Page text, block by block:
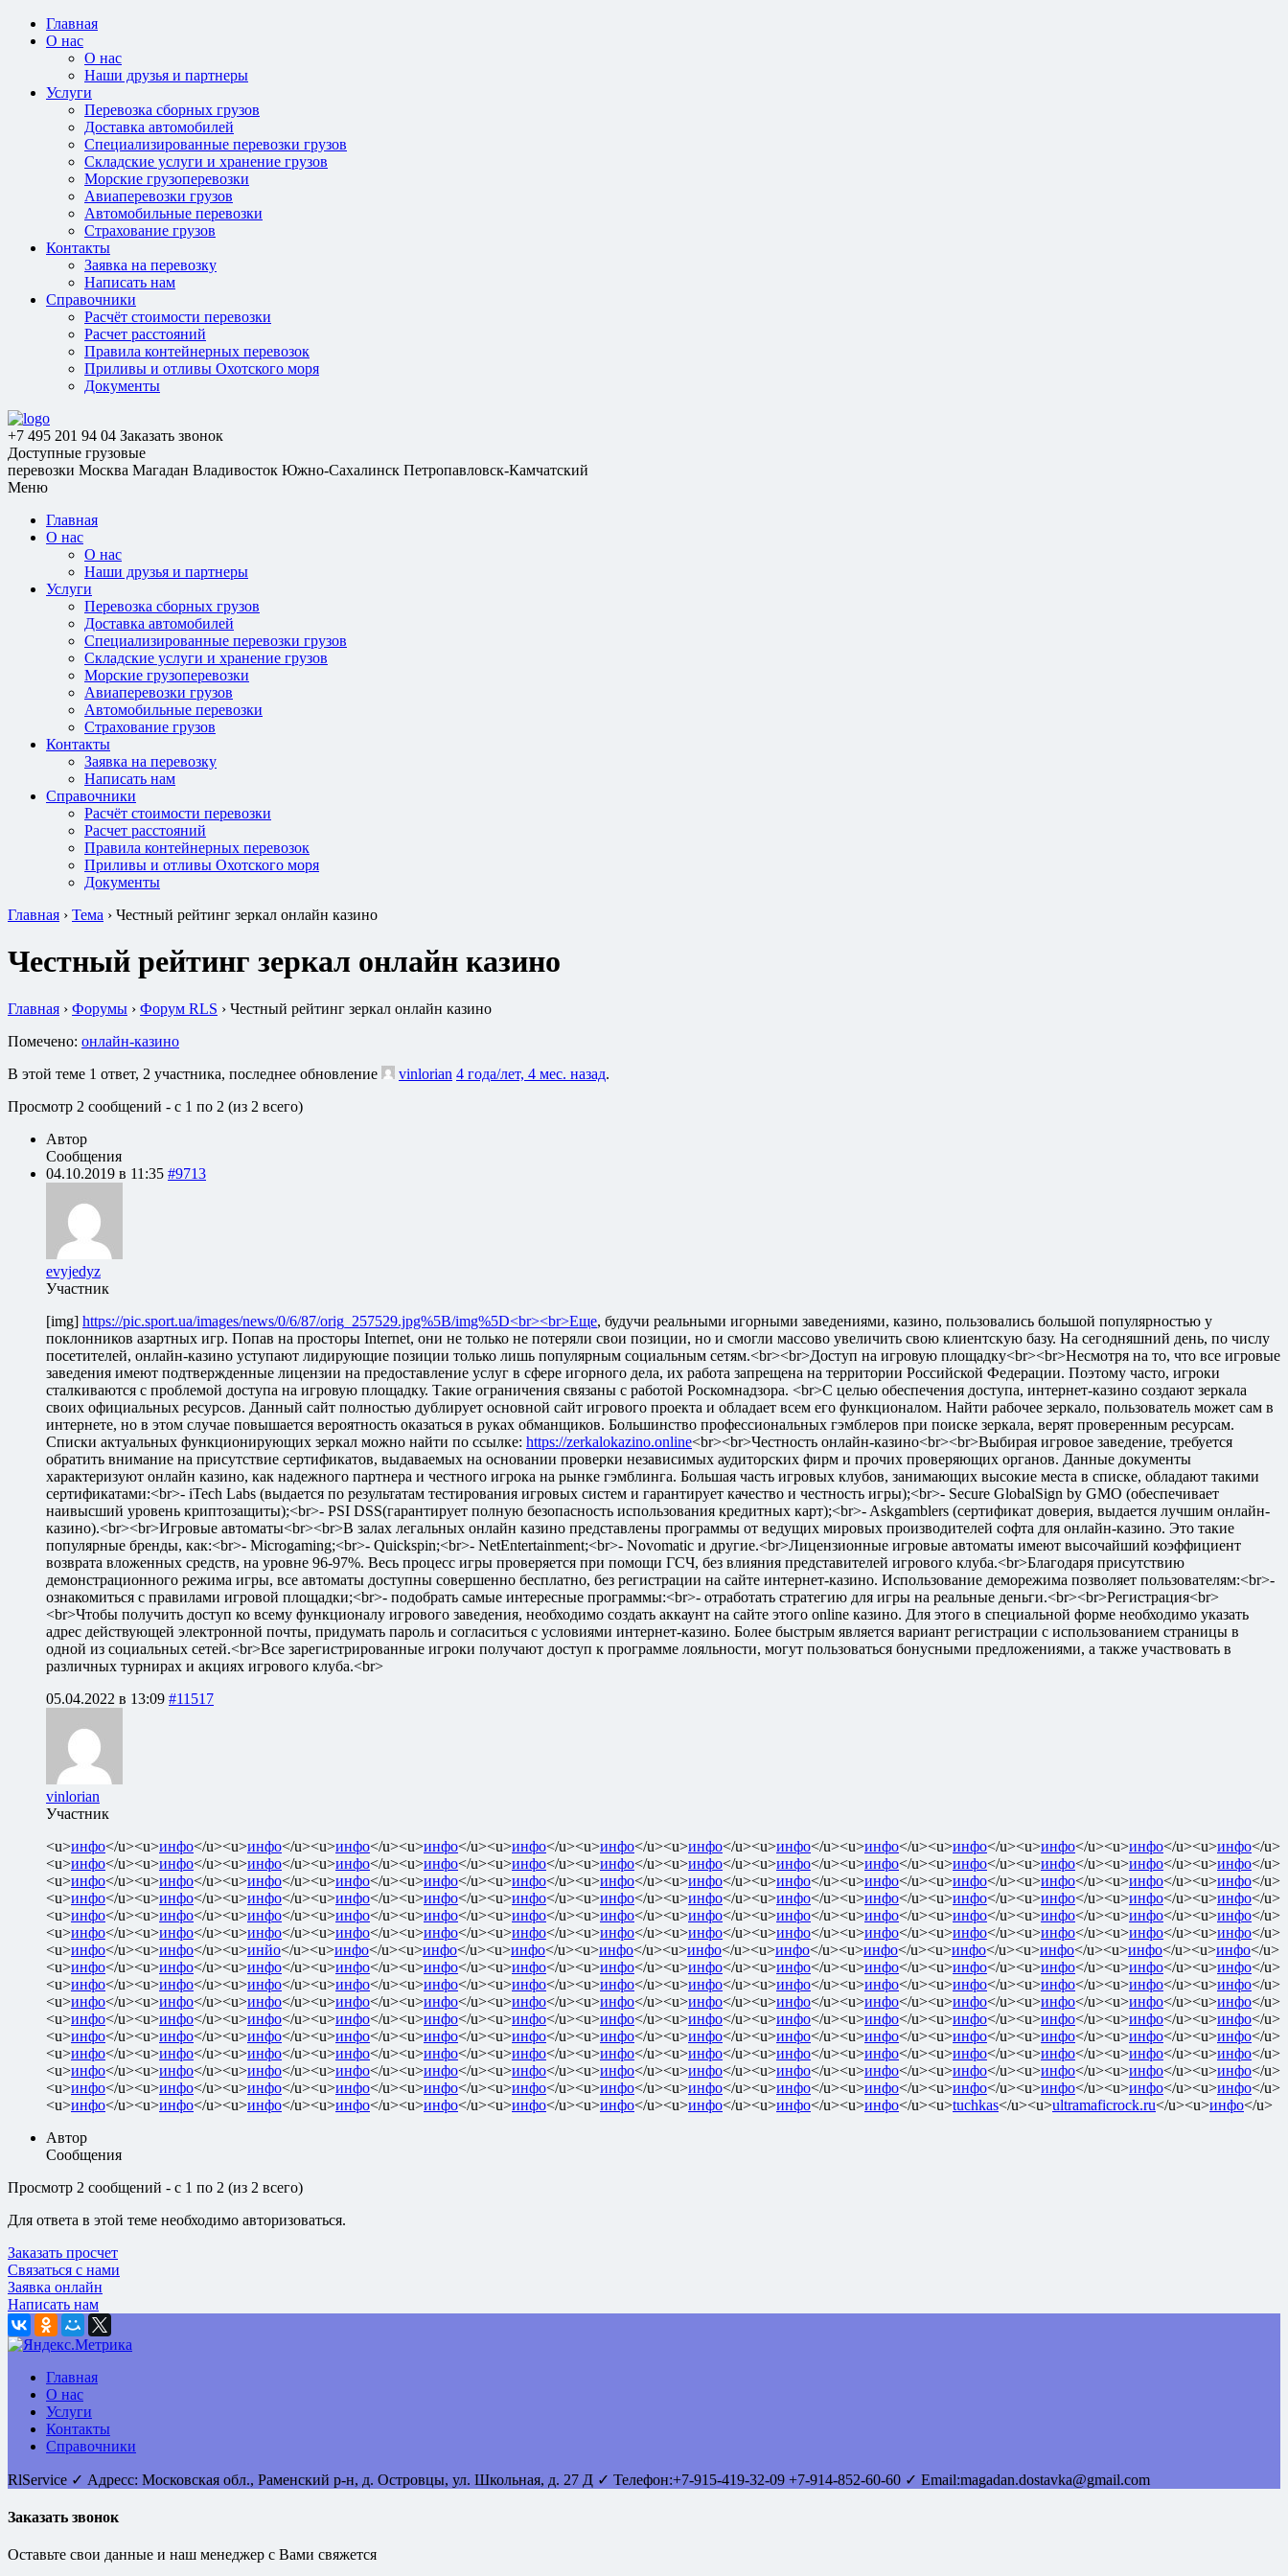
Главная
О нас
О нас
Наши друзья и партнеры
Услуги
Перевозка сборных грузов
Доставка автомобилей
Специализированные перевозки грузов
Складские услуги и хранение грузов
Морские грузоперевозки
Авиаперевозки грузов
Автомобильные перевозки
Страхование грузов
Контакты
Заявка на перевозку
Написать нам
Справочники
Расчёт стоимости перевозки
Расчет расстояний
Правила контейнерных перевозок
Приливы и отливы Охотского моря
Документы
+7 495 201 94 04 Заказать звонок
Доступные грузовые
перевозки Москва Магадан Владивосток Южно-Сахалинск Петропавловск-Камчатский
Меню
Главная
О нас
О нас
Наши друзья и партнеры
Услуги
Перевозка сборных грузов
Доставка автомобилей
Специализированные перевозки грузов
Складские услуги и хранение грузов
Морские грузоперевозки
Авиаперевозки грузов
Автомобильные перевозки
Страхование грузов
Контакты
Заявка на перевозку
Написать нам
Справочники
Расчёт стоимости перевозки
Расчет расстояний
Правила контейнерных перевозок
Приливы и отливы Охотского моря
Документы
Главная › Тема › Честный рейтинг зеркал онлайн казино
Честный рейтинг зеркал онлайн казино
Главная › Форумы › Форум RLS › Честный рейтинг зеркал онлайн казино
Помечено: онлайн-казино
В этой теме 1 ответ, 2 участника, последнее обновление
vinlorian 4 года/лет, 4 мес. назад.
Просмотр 2 сообщений - с 1 по 2 (из 2 всего)
Автор
Сообщения
04.10.2019 в 11:35 #9713
evyjedyz
Участник
[img] https://pic.sport.ua/images/news/0/6/87/orig_257529.jpg%5B/img%5D<br><br>Еще, будучи реальными игорными заведениями, казино, пользовались большой популярностью у
поклонников азартных игр. Попав на просторы Internet, они не только не потеряли свои позиции, но и смогли массово увеличить свою клиентскую базу. На сегодняшний день, по числу
посетителей, онлайн-казино уступают лидирующие позиции только лишь популярным социальным сетям.<br><br>Доступ на игровую площадку<br><br>Несмотря на то, что все игровые
заведения имеют подтвержденные лицензии на предоставление услуг в сфере игорного дела, их работа запрещена на территории Российской Федерации. Поэтому часто, игроки
сталкиваются с проблемой доступа на игровую площадку. Такие ограничения связаны с работой Роскомнадзора. <br>С целью обеспечения доступа, интернет-казино создают зеркала
своих официальных ресурсов. Данный сайт полностью дублирует основной сайт игрового проекта и обладает всем его функционалом. Найти рабочее зеркало, пользователь может сам в
интернете, но в этом случае повышается вероятность оказаться в руках обманщиков. Большинство профессиональных гэмблеров при поиске зеркала, верят проверенным ресурсам.
Списки актуальных функционирующих зеркал можно найти по ссылке: https://zerkalokazino.online<br><br>Честность онлайн-казино<br><br>Выбирая игровое заведение, требуется
обратить внимание на присутствие сертификатов, выдаваемых на основании проверки независимых аудиторских фирм и прочих проверяющих органов. Данные документы
характеризуют онлайн казино, как надежного партнера и честного игрока на рынке гэмблинга. Большая часть игровых клубов, занимающих высокие места в списке, обладают такими
сертификатами:<br>- iTech Labs (выдается по результатам тестирования игровых систем и гарантирует качество и честность игры);<br>- Secure GlobalSign by GMO (обеспечивает
наивысший уровень криптозащиты);<br>- PSI DSS(гарантирует полную безопасность использования кредитных карт);<br>- Askgamblers (сертификат доверия, выдается лучшим онлайн-
казино).<br><br>Игровые автоматы<br><br>В залах легальных онлайн казино представлены программы от ведущих мировых производителей софта для онлайн-казино. Это такие
популярные бренды, как:<br>- Microgaming;<br>- Quickspin;<br>- NetEntertainment;<br>- Novomatic и другие.<br>Лицензионные игровые автоматы имеют высочайший коэффициент
возврата вложенных средств, на уровне 96-97%. Весь процесс игры проверяется при помощи ГСЧ, без влияния представителей игрового клуба.<br>Благодаря присутствию
демонстрационного режима игры, все автоматы доступны совершенно бесплатно, без регистрации на сайте интернет-казино. Использование деморежима позволяет пользователям:<br>-
ознакомиться с правилами игровой площадки;<br>- подобрать самые интересные программы:<br>- отработать стратегию для игры на реальные деньги.<br><br>Регистрация<br>
<br>Чтобы получить доступ ко всему функционалу игрового заведения, необходимо создать аккаунт на сайте этого online казино. Для этого в специальной форме необходимо указать
адрес действующей электронной почты, придумать пароль и согласиться с условиями интернет-казино. Более быстрым является вариант регистрации с использованием страницы в
одной из социальных сетей.<br>Все зарегистрированные игроки получают доступ к программе лояльности, могут пользоваться бонусными предложениями, а также участвовать в
различных турнирах и акциях игрового клуба.<br>
05.04.2022 в 13:09 #11517
vinlorian
Участник
<u>инфо</u><u>инфо</u><u>инфо</u><u>инфо</u><u>инфо</u><u>инфо</u><u>инфо</u><u>инфо</u><u>инфо</u><u>инфо</u><u>инфо</u><u>инфо</u><u>инфо</u><u>инфо</u>
<u>инфо</u><u>инфо</u><u>инфо</u><u>инфо</u><u>инфо</u><u>инфо</u><u>инфо</u><u>инфо</u><u>инфо</u><u>инфо</u><u>инфо</u><u>инфо</u><u>инфо</u><u>инфо</u>
<u>инфо</u><u>инфо</u><u>инфо</u><u>инфо</u><u>инфо</u><u>инфо</u><u>инфо</u><u>инфо</u><u>инфо</u><u>инфо</u><u>инфо</u><u>инфо</u><u>инфо</u><u>инфо</u>
<u>инфо</u><u>инфо</u><u>инфо</u><u>инфо</u><u>инфо</u><u>инфо</u><u>инфо</u><u>инфо</u><u>инфо</u><u>инфо</u><u>инфо</u><u>инфо</u><u>инфо</u><u>инфо</u>
<u>инфо</u><u>инфо</u><u>инфо</u><u>инфо</u><u>инфо</u><u>инфо</u><u>инфо</u><u>инфо</u><u>инфо</u><u>инфо</u><u>инфо</u><u>инфо</u><u>инфо</u><u>инфо</u>
<u>инфо</u><u>инфо</u><u>инфо</u><u>инфо</u><u>инфо</u><u>инфо</u><u>инфо</u><u>инфо</u><u>инфо</u><u>инфо</u><u>инфо</u><u>инфо</u><u>инфо</u><u>инфо</u>
<u>инфо</u><u>инфо</u><u>инйо</u><u>инфо</u><u>инфо</u><u>инфо</u><u>инфо</u><u>инфо</u><u>инфо</u><u>инфо</u><u>инфо</u><u>инфо</u><u>инфо</u><u>инфо</u>
<u>инфо</u><u>инфо</u><u>инфо</u><u>инфо</u><u>инфо</u><u>инфо</u><u>инфо</u><u>инфо</u><u>инфо</u><u>инфо</u><u>инфо</u><u>инфо</u><u>инфо</u><u>инфо</u>
<u>инфо</u><u>инфо</u><u>инфо</u><u>инфо</u><u>инфо</u><u>инфо</u><u>инфо</u><u>инфо</u><u>инфо</u><u>инфо</u><u>инфо</u><u>инфо</u><u>инфо</u><u>инфо</u>
<u>инфо</u><u>инфо</u><u>инфо</u><u>инфо</u><u>инфо</u><u>инфо</u><u>инфо</u><u>инфо</u><u>инфо</u><u>инфо</u><u>инфо</u><u>инфо</u><u>инфо</u><u>инфо</u>
<u>инфо</u><u>инфо</u><u>инфо</u><u>инфо</u><u>инфо</u><u>инфо</u><u>инфо</u><u>инфо</u><u>инфо</u><u>инфо</u><u>инфо</u><u>инфо</u><u>инфо</u><u>инфо</u>
<u>инфо</u><u>инфо</u><u>инфо</u><u>инфо</u><u>инфо</u><u>инфо</u><u>инфо</u><u>инфо</u><u>инфо</u><u>инфо</u><u>инфо</u><u>инфо</u><u>инфо</u><u>инфо</u>
<u>инфо</u><u>инфо</u><u>инфо</u><u>инфо</u><u>инфо</u><u>инфо</u><u>инфо</u><u>инфо</u><u>инфо</u><u>инфо</u><u>инфо</u><u>инфо</u><u>инфо</u><u>инфо</u>
<u>инфо</u><u>инфо</u><u>инфо</u><u>инфо</u><u>инфо</u><u>инфо</u><u>инфо</u><u>инфо</u><u>инфо</u><u>инфо</u><u>инфо</u><u>инфо</u><u>инфо</u><u>инфо</u>
<u>инфо</u><u>инфо</u><u>инфо</u><u>инфо</u><u>инфо</u><u>инфо</u><u>инфо</u><u>инфо</u><u>инфо</u><u>инфо</u><u>инфо</u><u>инфо</u><u>инфо</u><u>инфо</u>
<u>инфо</u><u>инфо</u><u>инфо</u><u>инфо</u><u>инфо</u><u>инфо</u><u>инфо</u><u>инфо</u><u>инфо</u><u>инфо</u><u>tuchkas</u><u>ultramaficrock.ru</u><u>инфо</u>
Автор
Сообщения
Просмотр 2 сообщений - с 1 по 2 (из 2 всего)
Для ответа в этой теме необходимо авторизоваться.
Заказать просчет
Связаться с нами
Заявка онлайн
Написать нам
Главная
О нас
Услуги
Контакты
Справочники
RlService ✓ Адресс: Московская обл., Раменский р-н, д. Островцы, ул. Школьная, д. 27 Д ✓ Телефон:+7-915-419-32-09 +7-914-852-60-60 ✓ Email:magadan.dostavka@gmail.com
Заказать звонок
Оставьте свои данные и наш менеджер с Вами свяжется